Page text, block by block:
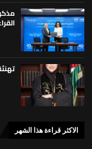
الاكثر قراءة هذا الشهر